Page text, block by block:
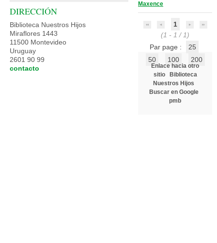
Maxence
1
(1 - 1 / 1)
Par page :
25
50
100 200
Enlace hacia otro
sitio
Biblioteca
Nuestros Hijos
Buscar en Google
pmb
DIRECCIÓN
Biblioteca Nuestros Hijos
Miraflores 1443
11500 Montevideo
Uruguay
2601 90 99
contacto